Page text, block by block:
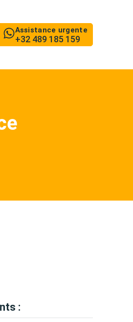
Assistance urgente
+32 489 185 159
: